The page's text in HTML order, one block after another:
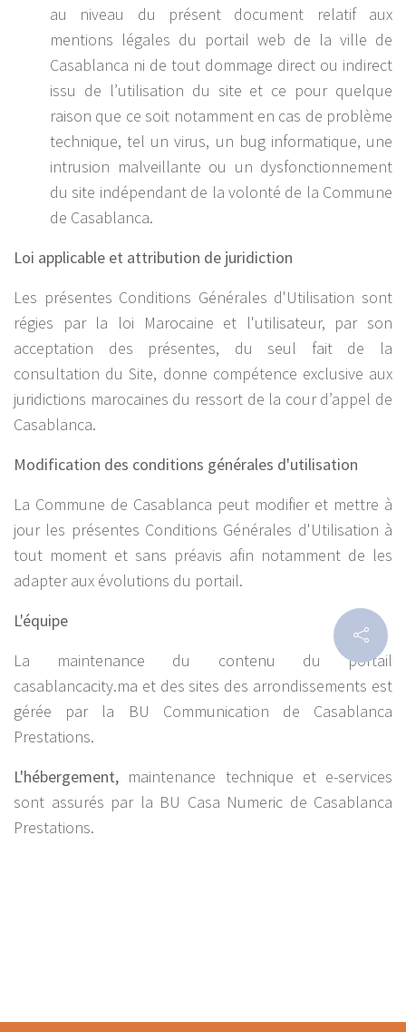
au niveau du présent document relatif aux
mentions légales du portail web de la ville de
Casablanca ni de tout dommage direct ou indirect
issu de l’utilisation du site et ce pour quelque
raison que ce soit notamment en cas de problème
technique, tel un virus, un bug informatique, une
intrusion malveillante ou un dysfonctionnement
du site indépendant de la volonté de la Commune
de Casablanca.
Loi applicable et attribution de juridiction
Les présentes Conditions Générales d'Utilisation sont
régies par la loi Marocaine et l'utilisateur, par son
acceptation des présentes, du seul fait de la
consultation du Site, donne compétence exclusive aux
juridictions marocaines du ressort de la cour d’appel de
Casablanca.
Modification des conditions générales d'utilisation
La Commune de Casablanca peut modifier et mettre à
jour les présentes Conditions Générales d'Utilisation à
tout moment et sans préavis afin notamment de les
adapter aux évolutions du portail.
L'équipe
La maintenance du contenu du portail
casablancacity.ma et des sites des arrondissements est
gérée par la BU Communication de Casablanca
Prestations.
L'hébergement, maintenance technique et e-services
sont assurés par la BU Casa Numeric de Casablanca
Prestations.